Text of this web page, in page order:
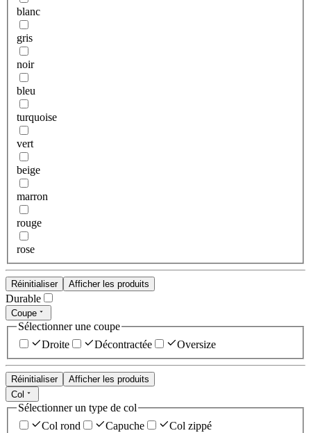
blanc
gris
noir
bleu
turquoise
vert
beige
marron
rouge
rose
Réinitialiser Afficher les produits
Durable
Coupe
Sélectionner une coupe
Droite
Décontractée Oversize
Réinitialiser
Afficher les produits
Col
Sélectionner un type de col
Col rond
Capuche Col zippé